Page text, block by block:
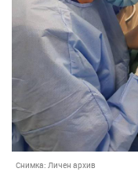
Снимка: Личен архив